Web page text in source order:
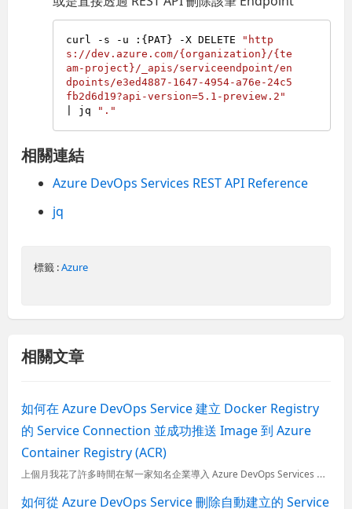
curl -s -u :{PAT} -X DELETE
"http
s://dev.azure.com/{organization}/{te
am-project}/_apis/serviceendpoint/en
dpoints/e3ed4887-1647-4954-a76e-24c5
fb2d6d19?api-version=5.1-preview.2"
| jq
"."
相關連結
Azure DevOps Services REST API Reference
jq
標籤 :Azure
相關文章
如何在 Azure DevOps Service 建立 Docker Registry
的 Service Connection 並成功推送 Image 到 Azure
Container Registry (ACR)
上個月我花了許多時間在幫一家知名企業導入 Azure DevOps Services 服務，過程中遇到了一些關於 Azure Container Registry (ACR) 的授權問題，因為企業要求
如何從 Azure DevOps Service 刪除自動建立的 Service